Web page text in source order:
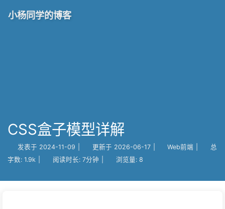
小杨同学的博客
CSS盒子模型详解
发表于 2024-11-09 更新于 2026-06-17 Web前端
总
字数: 1.9k 阅读时长: 7分钟 浏览量: 8